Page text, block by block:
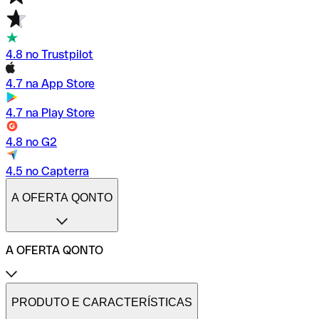
4.8 no Trustpilot
4.7 na App Store
4.7 na Play Store
4.8 no G2
4.5 no Capterra
A OFERTA QONTO
A OFERTA QONTO
Tarifas
Conta profissional online
PRODUTO E CARACTERÍSTICAS